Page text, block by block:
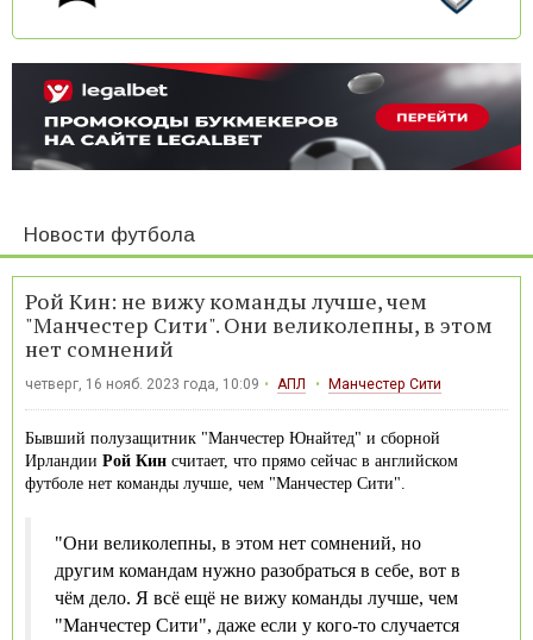
Новости футбола
Рой Кин: не вижу команды лучше, чем
"Манчестер Сити". Они великолепны, в этом
нет сомнений
четверг, 16 нояб. 2023 года, 10:09 АПЛ Манчестер Сити
Бывший полузащитник "Манчестер Юнайтед" и сборной
Ирландии Рой Кин считает, что прямо сейчас в английском
футболе нет команды лучше, чем "Манчестер Сити".
"Они великолепны, в этом нет сомнений, но
другим командам нужно разобраться в себе, вот в
чём дело. Я всё ещё не вижу команды лучше, чем
"Манчестер Сити", даже если у кого-то случается